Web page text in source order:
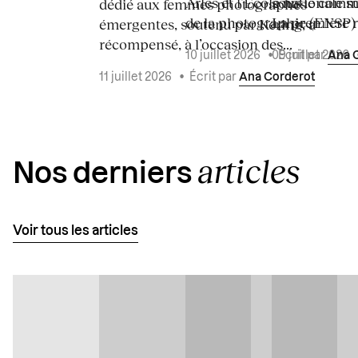
dédié aux femmes photographes
émergentes, soutenu par Kering, a
récompensé, à l’occasion des...
11 juillet 2026 • Écrit par Ana Corderot
de la photographie (ENSP)
10 juillet 2026 •Écrit parAna
La première
09 juillet 2026
Nos derniers articles
Voir tous les articles